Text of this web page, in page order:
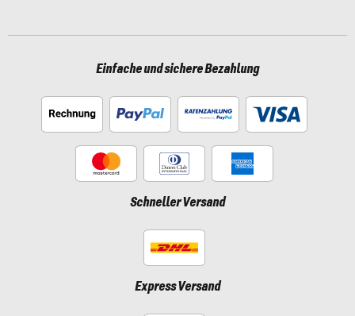
Einfache und sichere Bezahlung
Schneller Versand
Express Versand